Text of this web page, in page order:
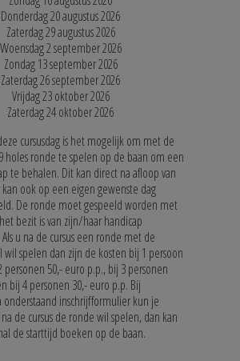
Donderdag 20 augustus 2026
Zaterdag 29 augustus 2026
Woensdag 2 september 2026
Zondag 13 september 2026
Zaterdag 26 september 2026
Vrijdag 23 oktober 2026
Zaterdag 24 oktober 2026
cursusdag is het mogelijk om met de
holes ronde te spelen op de baan om een
te behalen. Dit kan direct na afloop van
kan ook op een eigen gewenste dag
De ronde moet gespeeld worden met
bezit is van zijn/haar handicap
u na de cursus een ronde met de
wil spelen dan zijn de kosten bij 1 persoon
personen 50,- euro p.p., bij 3 personen
bij 4 personen 30,- euro p.p. Bij
onderstaand inschrijfformulier kun je
de cursus de ronde wil spelen, dan kan
de starttijd boeken op de baan.